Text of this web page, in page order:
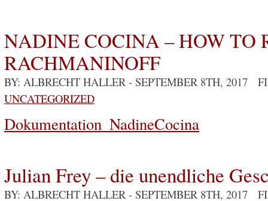
NADINE COCINA – HOW TO
RACHMANINOFF
BY: ALBRECHT HALLER - SEPTEMBER 8TH, 2017
UNCATEGORIZED
Dokumentation_NadineCocina
Julian Frey – die unendliche
BY: ALBRECHT HALLER - SEPTEMBER 8TH, 2017